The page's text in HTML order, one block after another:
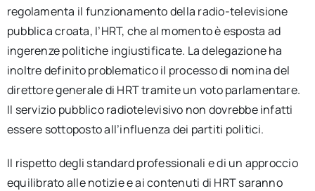
regolamenta il funzionamento della radio-televisione
pubblica croata, l’HRT, che al momento è esposta ad
ingerenze politiche ingiustificate. La delegazione ha
inoltre definito problematico il processo di nomina del
direttore generale di HRT tramite un voto parlamentare.
Il servizio pubblico radiotelevisivo non dovrebbe infatti
essere sottoposto all’influenza dei partiti politici.
Il rispetto degli standard professionali e di un approccio
equilibrato alle notizie e ai contenuti di HRT saranno